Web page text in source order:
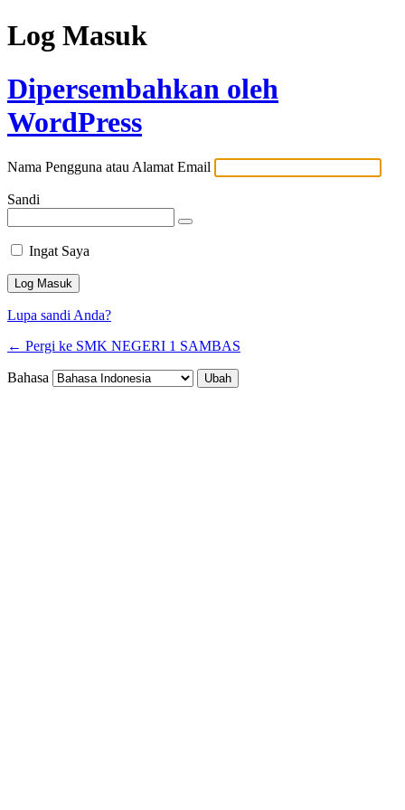
Log Masuk
Dipersembahkan oleh
WordPress
Nama Pengguna atau Alamat Email
Sandi
Ingat Saya
Lupa sandi Anda?
← Pergi ke SMK NEGERI 1 SAMBAS
Bahasa